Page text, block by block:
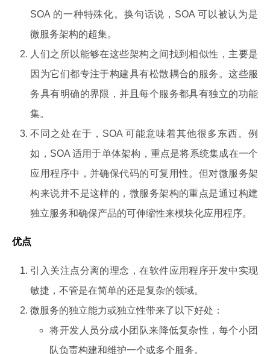
SOA 的一种特殊化。换句话说，SOA 可以被认为是
微服务架构的超集。
人们之所以能够在这些架构之间找到相似性，主要是
因为它们都专注于构建具有松散耦合的服务。这些服
务具有明确的界限，并且每个服务都具有独立的功能
集。
不同之处在于，SOA 可能意味着其他很多东西。例
如，SOA 适用于单体架构，重点是将系统集成在一个
应用程序中，并确保代码的可复用性。但对微服务架
构来说并不是这样的，微服务架构的重点是通过构建
独立服务和确保产品的可伸缩性来模块化应用程序。
优点
引入关注点分离的理念，在软件应用程序开发中实现
敏捷，不管是在简单的还是复杂的领域。
微服务的独立能力或独立性带来了以下好处：
将开发人员分成小团队来降低复杂性，每个小团
队负责构建和维护一个或多个服务。